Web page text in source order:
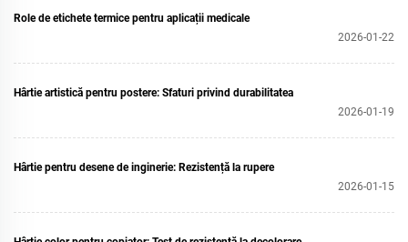
Role de etichete termice pentru aplicații medicale
2026-01-22
Hârtie artistică pentru postere: Sfaturi privind durabilitatea
2026-01-19
Hârtie pentru desene de inginerie: Rezistență la rupere
2026-01-15